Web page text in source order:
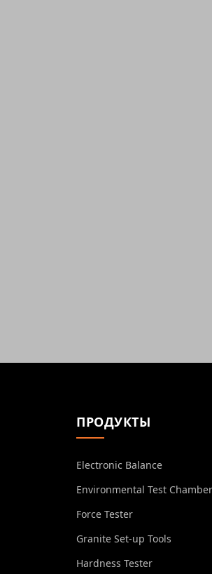
ПРОДУКТЫ
Electronic Balance
Environmental Test Chamber
Force Tester
Granite Set-up Tools
Hardness Tester